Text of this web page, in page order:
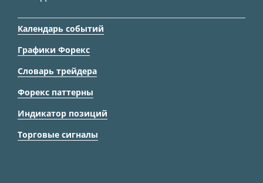
Календарь событий
Графики Форекс
Словарь трейдера
Форекс паттерны
Индикатор позиций
Торговые сигналы